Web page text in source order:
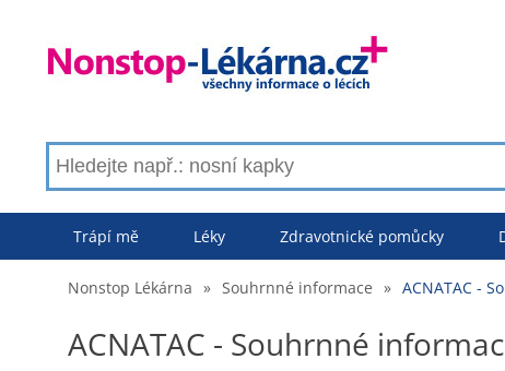
Trápí mě Léky Zdravotnické pomůcky
Nonstop Lékárna » Souhrnné informace » ACNATAC -
ACNATAC - Souhrnné